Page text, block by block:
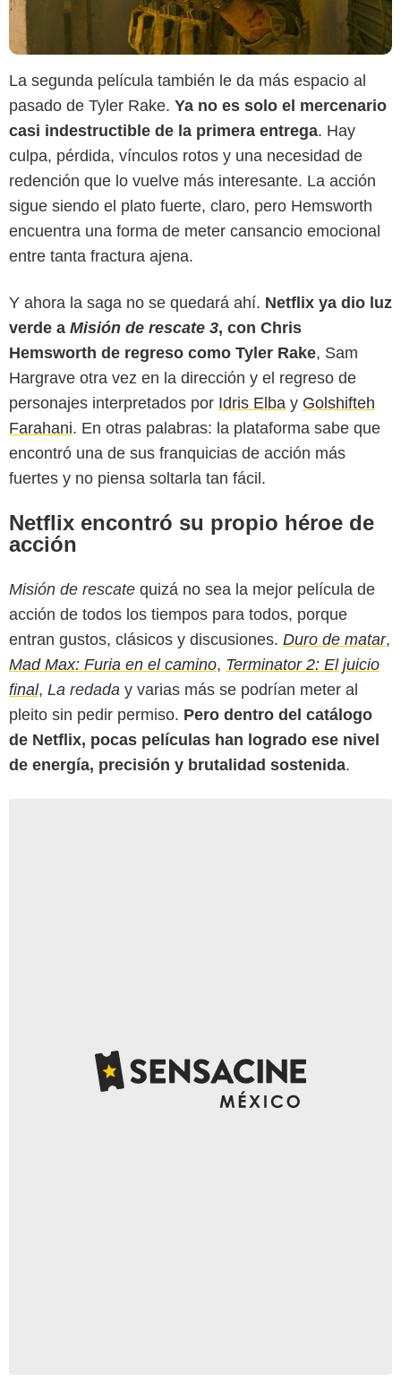
La segunda película también le da más espacio al
pasado de Tyler Rake. Ya no es solo el mercenario
casi indestructible de la primera entrega. Hay
culpa, pérdida, vínculos rotos y una necesidad de
redención que lo vuelve más interesante. La acción
sigue siendo el plato fuerte, claro, pero Hemsworth
encuentra una forma de meter cansancio emocional
entre tanta fractura ajena.
Y ahora la saga no se quedará ahí. Netflix ya dio luz
verde a Misión de rescate 3, con Chris
Hemsworth de regreso como Tyler Rake, Sam
Hargrave otra vez en la dirección y el regreso de
personajes interpretados por Idris Elba y Golshifteh
Farahani. En otras palabras: la plataforma sabe que
encontró una de sus franquicias de acción más
fuertes y no piensa soltarla tan fácil.
Netflix encontró su propio héroe de
acción
Misión de rescate quizá no sea la mejor película de
acción de todos los tiempos para todos, porque
entran gustos, clásicos y discusiones. Duro de matar,
Mad Max: Furia en el camino, Terminator 2: El juicio
final, La redada y varias más se podrían meter al
pleito sin pedir permiso. Pero dentro del catálogo
de Netflix, pocas películas han logrado ese nivel
de energía, precisión y brutalidad sostenida.